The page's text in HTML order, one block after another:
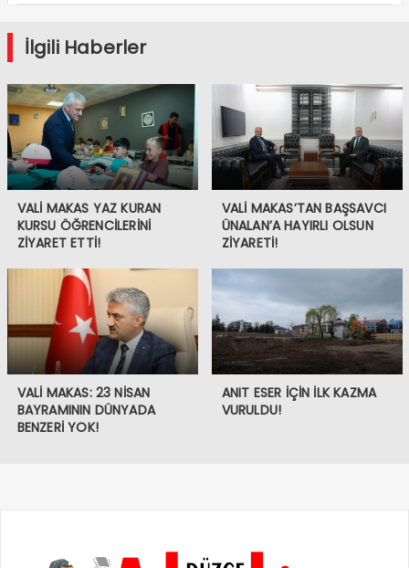
İlgili Haberler
VALİ MAKAS YAZ KURAN
KURSU ÖĞRENCİLERİNİ
ZİYARET ETTİ!
VALİ MAKAS’TAN BAŞSAVCI
ÜNALAN’A HAYIRLI OLSUN
ZİYARETİ!
VALİ MAKAS: 23 NİSAN
BAYRAMININ DÜNYADA
BENZERİ YOK!
ANIT ESER İÇİN İLK KAZMA
VURULDU!